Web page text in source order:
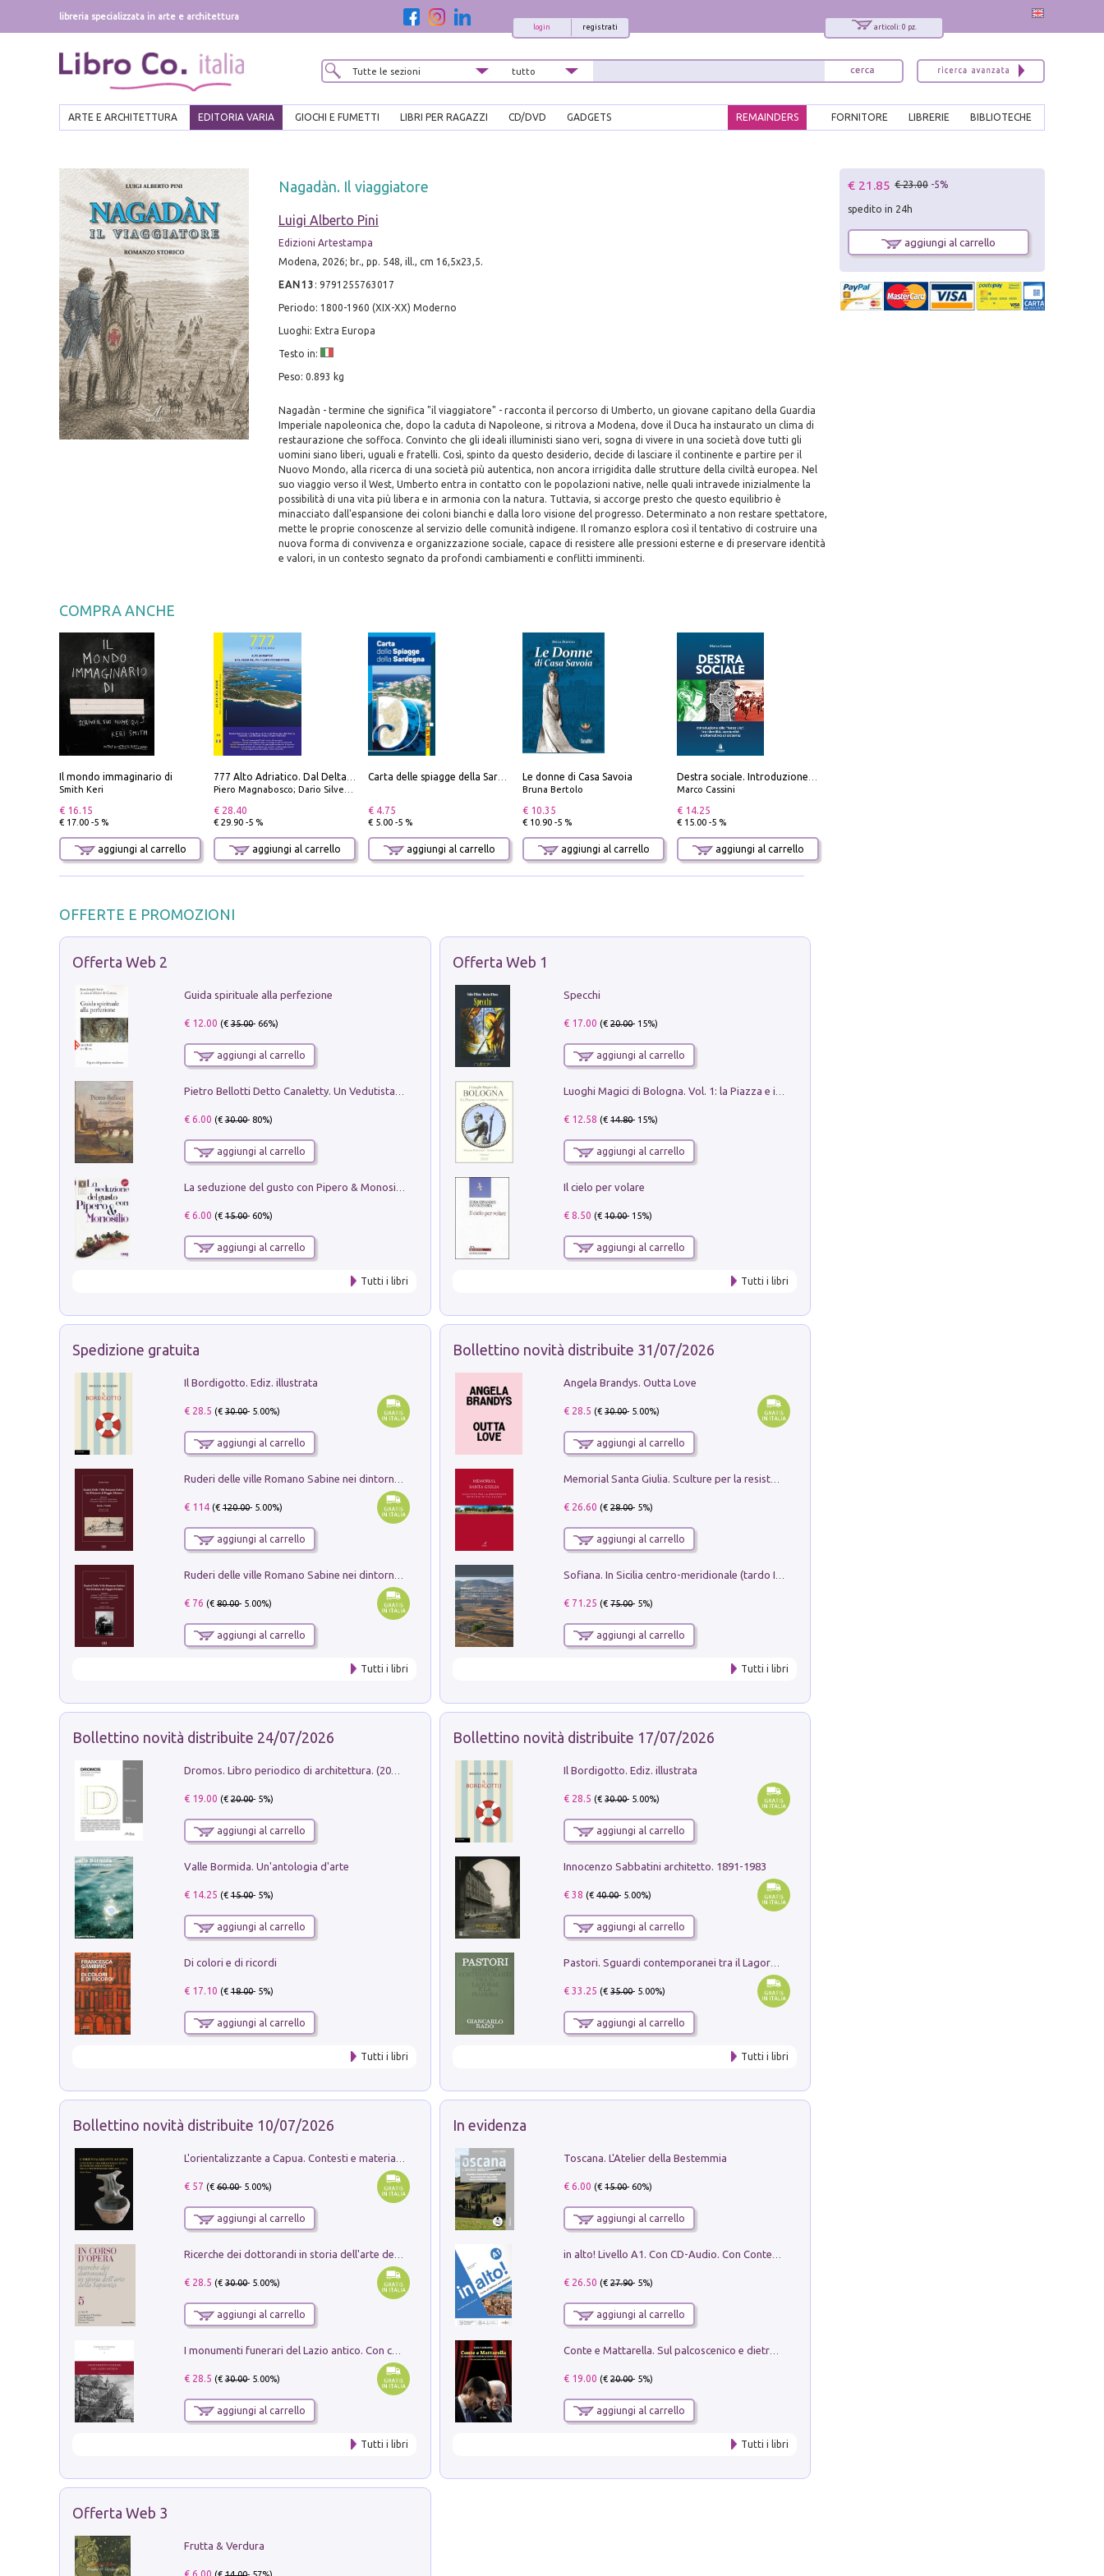
libreria specializzata in arte e architettura
articoli: 0 pz.
registrati
login
ARTE E ARCHITETTURA EDITORIA VARIA GIOCHI E FUMETTI LIBRI PER RAGAZZI CD/DVD GADGETS BIBLIOTECHE
LIBRERIE
FORNITORE
REMAINDERS
Nagadàn. Il viaggiatore
Luigi Alberto Pini
Edizioni Artestampa
Modena, 2026; br., pp. 548, ill., cm 16,5x23,5.
EAN13 : 9791255763017
Periodo: 1800-1960 (XIX-XX) Moderno
Luoghi: Extra Europa
Testo in:
Peso: 0.893 kg
Nagadàn - termine che significa "il viaggiatore" - racconta il percorso di Umberto, un giovane capitano della Guardia
Imperiale napoleonica che, dopo la caduta di Napoleone, si ritrova a Modena, dove il Duca ha instaurato un clima di
restaurazione che soffoca. Convinto che gli ideali illuministi siano veri, sogna di vivere in una società dove tutti gli
uomini siano liberi, uguali e fratelli. Così, spinto da questo desiderio, decide di lasciare il continente e partire per il
Nuovo Mondo, alla ricerca di una società più autentica, non ancora irrigidita dalle strutture della civiltà europea. Nel
suo viaggio verso il West, Umberto entra in contatto con le popolazioni native, nelle quali intravede inizialmente la
possibilità di una vita più libera e in armonia con la natura. Tuttavia, si accorge presto che questo equilibrio è
minacciato dall'espansione dei coloni bianchi e dalla loro visione del progresso. Determinato a non restare spettatore,
mette le proprie conoscenze al servizio delle comunità indigene. Il romanzo esplora così il tentativo di costruire una
nuova forma di convivenza e organizzazione sociale, capace di resistere alle pressioni esterne e di preservare identità
e valori, in un contesto segnato da profondi cambiamenti e conflitti imminenti.
COMPRA ANCHE
Il mondo immaginario di
Smith Keri
€ 16.15
€ 17.00 -5 %
aggiungi al carrello
Piero Magnabosco; Dario Silvestro; Marco Sbrizzi
€ 28.40
€ 29.90 -5 %
aggiungi al carrello
€ 4.75
€ 5.00 -5 %
aggiungi al carrello
Le donne di Casa Savoia
Bruna Bertolo
€ 10.35
€ 10.90 -5 %
aggiungi al carrello
Marco Cassini
€ 14.25
€ 15.00 -5 %
aggiungi al carrello
OFFERTE E PROMOZIONI
Offerta Web 2
Guida spirituale alla perfezione
€ 12.00 (€35.00- 66%)
aggiungi al carrello
€ 6.00 (€30.00- 80%)
aggiungi al carrello
€ 6.00 (€15.00- 60%)
aggiungi al carrello
Tutti i libri
Offerta Web 1
Specchi
€ 17.00 (€20.00- 15%)
aggiungi al carrello
€ 12.58 (€14.80- 15%)
aggiungi al carrello
Il cielo per volare
€ 8.50 (€10.00- 15%)
aggiungi al carrello
Tutti i libri
Spedizione gratuita
Il Bordigotto. Ediz. illustrata
€ 28.5 (€30.00- 5.00%)
aggiungi al carrello
€ 114(€120.00- 5.00%)
aggiungi al carrello
€ 76 (€80.00- 5.00%)
aggiungi al carrello
Tutti i libri
Bollettino novità distribuite 31/07/2026
Angela Brandys. Outta Love
€ 28.5 (€30.00- 5.00%)
aggiungi al carrello
€ 26.60 (€28.00- 5%)
aggiungi al carrello
€ 71.25 (€75.00- 5%)
aggiungi al carrello
Tutti i libri
Bollettino novità distribuite 24/07/2026
Dromos. Libro periodico di architettura. (2026). Vol. 15: Post-model
€ 19.00 (€20.00- 5%)
aggiungi al carrello
Valle Bormida. Un'antologia d'arte
€ 14.25 (€15.00- 5%)
aggiungi al carrello
Di colori e di ricordi
€ 17.10 (€18.00- 5%)
aggiungi al carrello
Tutti i libri
Bollettino novità distribuite 17/07/2026
Il Bordigotto. Ediz. illustrata
€ 28.5 (€30.00- 5.00%)
aggiungi al carrello
Innocenzo Sabbatini architetto. 1891-1983
€ 38 (€40.00- 5.00%)
aggiungi al carrello
€ 33.25 (€35.00- 5.00%)
aggiungi al carrello
Tutti i libri
Bollettino novità distribuite 10/07/2026
€ 57 (€60.00- 5.00%)
aggiungi al carrello
€ 28.5 (€30.00- 5.00%)
aggiungi al carrello
I monumenti funerari del Lazio antico. Con cartella con tavole
€ 28.5 (€30.00- 5.00%)
aggiungi al carrello
Tutti i libri
In evidenza
Toscana. L'Atelier della Bestemmia
€ 6.00 (€15.00- 60%)
aggiungi al carrello
€ 26.50 (€27.90- 5%)
aggiungi al carrello
€ 19.00 (€20.00- 5%)
aggiungi al carrello
Tutti i libri
Offerta Web 3
Frutta & Verdura
€ 21.85 € 23.00 -5%
spedito in 24h
aggiungi al carrello
x
Interessato ai nostri libri?
Sarai informato delle nostre novità, potrai
comunque cancellarti quando desideri.
modulo di iscrizione